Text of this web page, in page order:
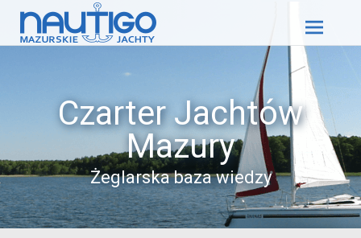
Skip
to
content
Czarter Jachtów
Mazury
Żeglarska baza wiedzy